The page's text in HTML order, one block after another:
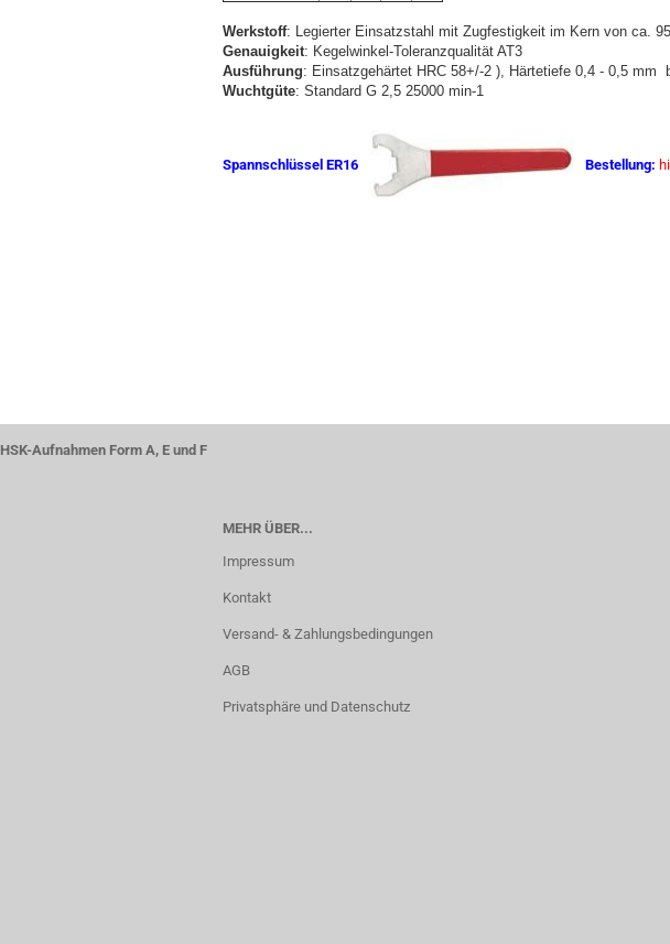
Werkstoff: Legierter Einsatzstahl mit Zugfestigkeit im Kern von ca.
Genauigkeit: Kegelwinkel-Toleranzqualität AT3
Ausführung: Einsatzgehärtet HRC 58+/-2 ), Härtetiefe 0,4 - 0,5 mm
Wuchtgüte: Standard G 2,5 25000 min-1
Spannschlüssel ER16 Bestellung:
HSK-Aufnahmen Form A, E und F
MEHR ÜBER...
Impressum
Kontakt
Versand- & Zahlungsbedingungen
AGB
Privatsphäre und Datenschutz